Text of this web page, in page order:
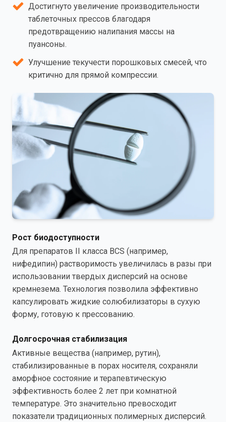
Рост биодоступности
Для препаратов II класса BCS (например,
нифедипин) растворимость увеличилась в разы при
использовании твердых дисперсий на основе
кремнезема. Технология позволила эффективно
капсулировать жидкие солюбилизаторы в сухую
форму, готовую к прессованию.
Долгосрочная стабилизация
Активные вещества (например, рутин),
стабилизированные в порах носителя, сохраняли
аморфное состояние и терапевтическую
эффективность более 2 лет при комнатной
температуре. Это значительно превосходит
показатели традиционных полимерных дисперсий.
Достигнуто увеличение производительности
таблеточных прессов благодаря
предотвращению налипания массы на
пуансоны.
Улучшение текучести порошковых смесей, что
критично для прямой компрессии.